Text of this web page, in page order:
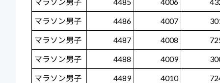
マラソン男子 4486 4007
マラソン男子 4487 4008
マラソン男子 4488 4009
マラソン男子 4489 4010